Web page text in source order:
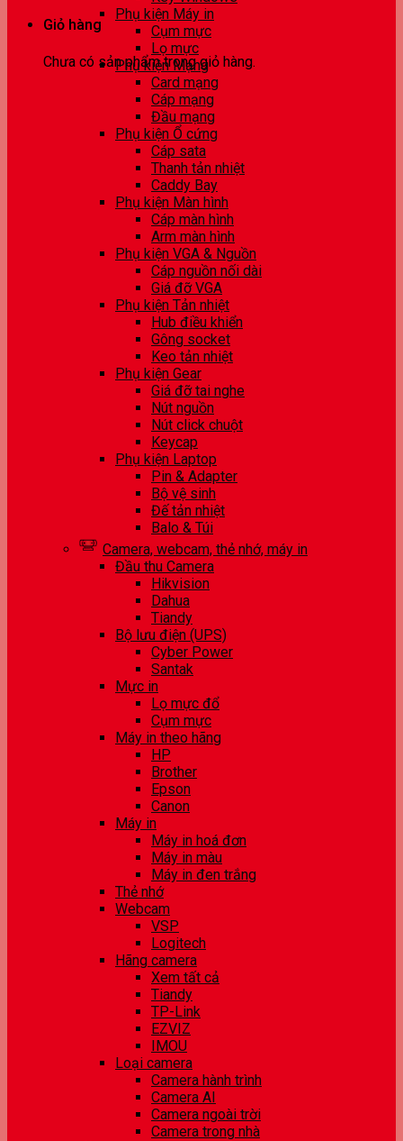
Giỏ hàng
Chưa có sản phẩm trong giỏ hàng.
Phụ kiện Máy in
Cụm mực
Lọ mực
Phụ kiện Mạng
Card mạng
Cáp mạng
Đầu mạng
Phụ kiện Ổ cứng
Cáp sata
Thanh tản nhiệt
Caddy Bay
Phụ kiện Màn hình
Cáp màn hình
Arm màn hình
Phụ kiện VGA & Nguồn
Cáp nguồn nối dài
Giá đỡ VGA
Phụ kiện Tản nhiệt
Hub điều khiển
Gông socket
Keo tản nhiệt
Phụ kiện Gear
Giá đỡ tai nghe
Nút nguồn
Nút click chuột
Keycap
Phụ kiện Laptop
Pin & Adapter
Bộ vệ sinh
Đế tản nhiệt
Balo & Túi
Camera, webcam, thẻ nhớ, máy in
Đầu thu Camera
Hikvision
Dahua
Tiandy
Bộ lưu điện (UPS)
Cyber Power
Santak
Mực in
Lọ mực đổ
Cụm mực
Máy in theo hãng
HP
Brother
Epson
Canon
Máy in
Máy in hoá đơn
Máy in màu
Máy in đen trắng
Thẻ nhớ
Webcam
VSP
Logitech
Hãng camera
Xem tất cả
Tiandy
TP-Link
EZVIZ
IMOU
Loại camera
Camera hành trình
Camera AI
Camera ngoài trời
Camera trong nhà